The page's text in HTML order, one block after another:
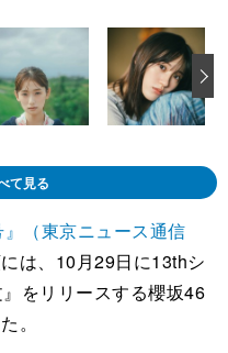
て見る
（東京ニュース通信
は、10月29日に13thシ
をリリースする櫻坂46
。